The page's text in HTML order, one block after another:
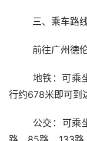
三、乘车路
前往广州德
行约678米即可到